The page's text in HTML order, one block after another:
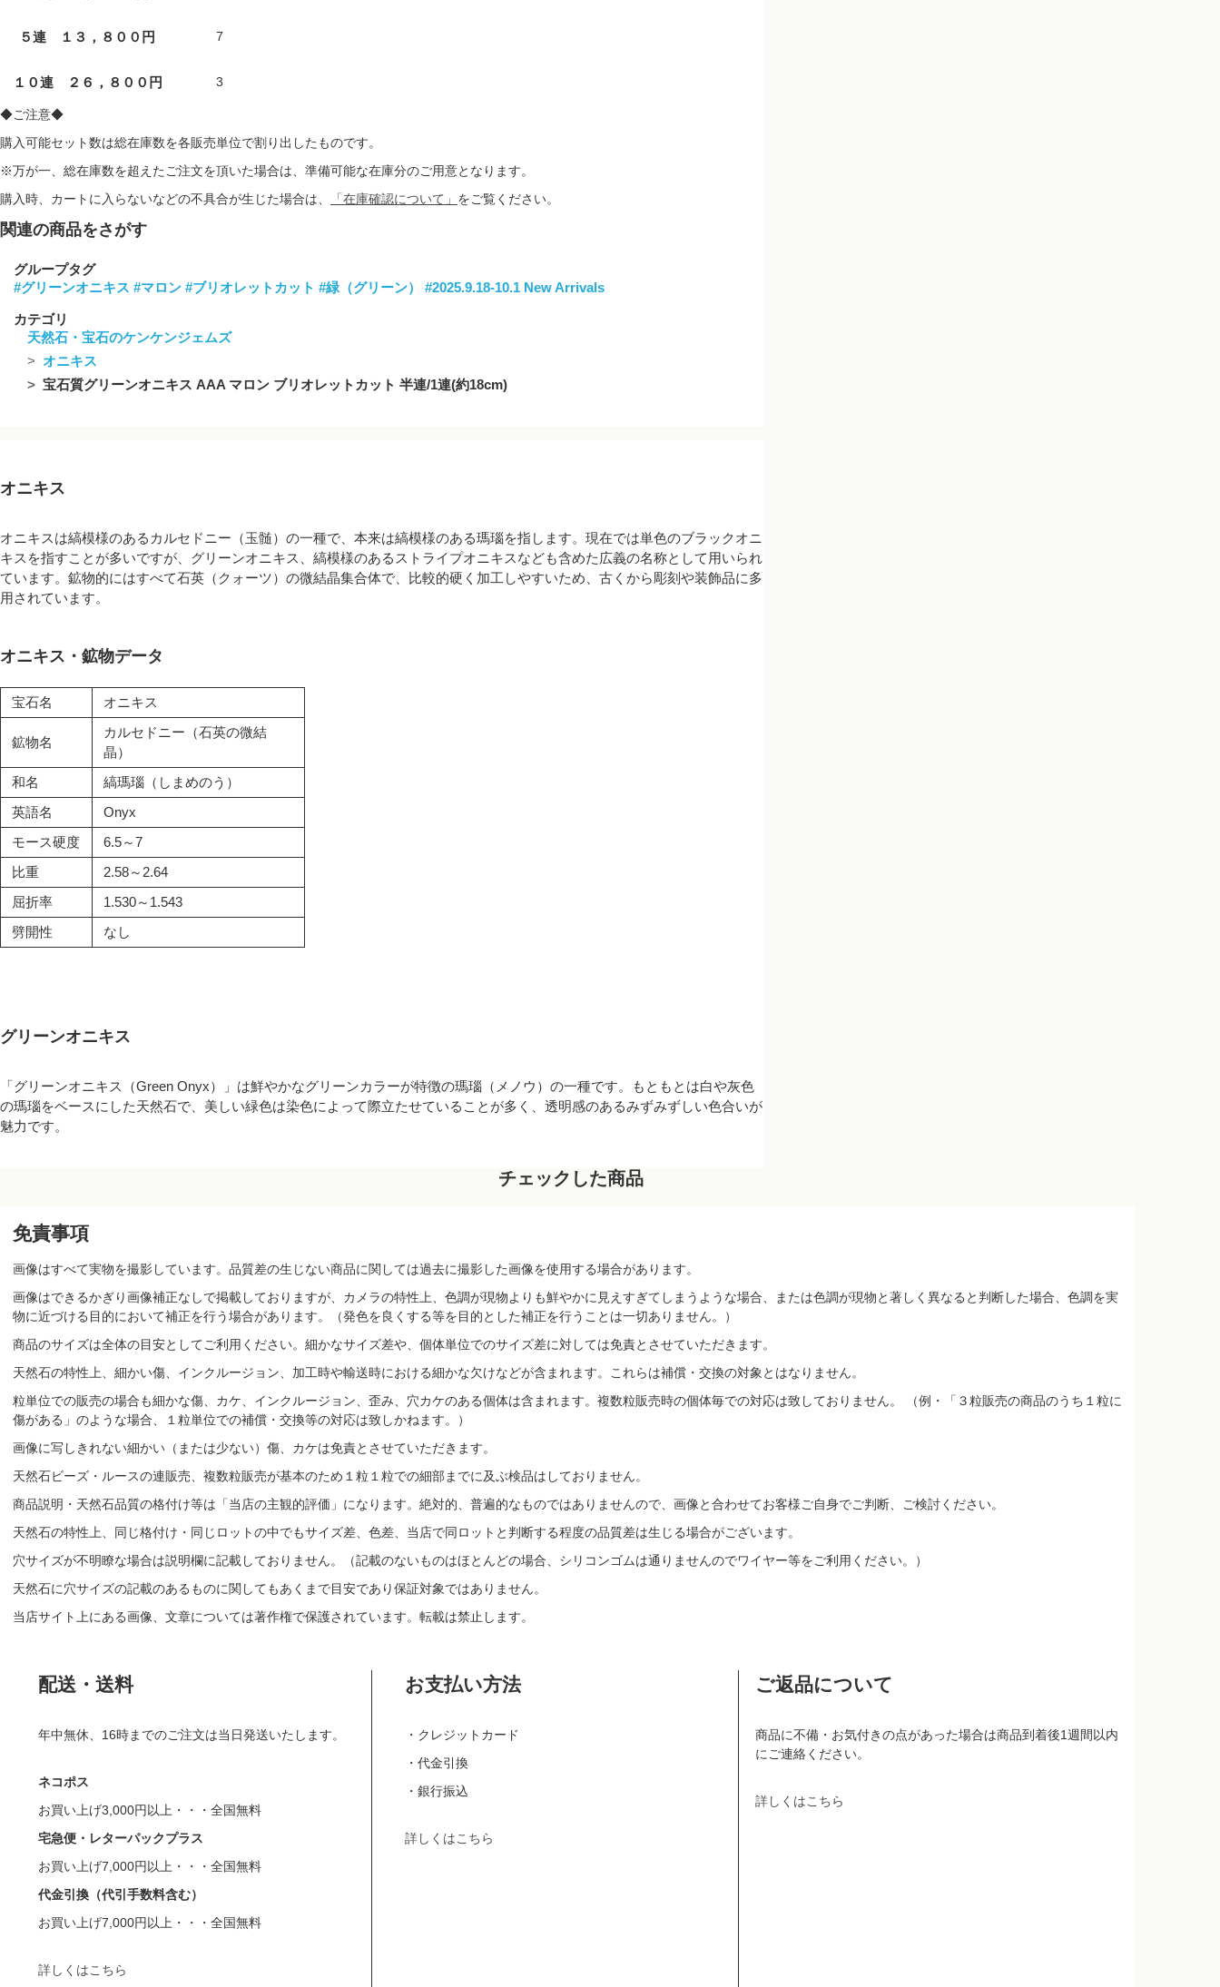
５連 １３，８００円 7
１０連 ２６，８００円 3
◆ご注意◆
購入可能セット数は総在庫数を各販売単位で割り出したものです。
※万が一、総在庫数を超えたご注文を頂いた場合は、準備可能な在庫分のご用意となります。
購入時、カートに入らないなどの不具合が生じた場合は、
「在庫確認について」 をご覧ください。
関連の商品をさがす
グループタグ
#グリーンオニキス #マロン #ブリオレットカット #緑（グリーン） #2025.9.18-10.1 New Arrivals
カテゴリ
天然石・宝石のケンケンジェムズ
オニキス
宝石質グリーンオニキス AAA マロン ブリオレットカット 半連/1連(約18cm)
オニキス
オニキスは縞模様のあるカルセドニー（玉髄）の一種で、本来は縞模様のある瑪瑙を指します。現在では単色のブラックオニ
キスを指すことが多いですが、グリーンオニキス、縞模様のあるストライプオニキスなども含めた広義の名称として用いられ
ています。鉱物的にはすべて石英（クォーツ）の微結晶集合体で、比較的硬く加工しやすいため、古くから彫刻や装飾品に多
用されています。
オニキス・鉱物データ
宝石名 オニキス
鉱物名
カルセドニー（石英の微結
晶）
和名
縞瑪瑙（しまめのう）
英語名
Onyx
モース硬度
6.5～7
比重
2.58～2.64
屈折率
1.530～1.543
劈開性
なし
グリーンオニキス
「グリーンオニキス（Green Onyx）」は鮮やかなグリーンカラーが特徴の瑪瑙（メノウ）の一種です。もともとは白や灰色
の瑪瑙をベースにした天然石で、美しい緑色は染色によって際立たせていることが多く、透明感のあるみずみずしい色合いが
魅力です。
チェックした商品
免責事項
画像はすべて実物を撮影しています。品質差の生じない商品に関しては過去に撮影した画像を使用する場合があります。
画像はできるかぎり画像補正なしで掲載しておりますが、カメラの特性上、色調が現物よりも鮮やかに見えすぎてしまうような場合、または色調が現物と著しく異なると判断した場合、色調を実
物に近づける目的において補正を行う場合があります。（発色を良くする等を目的とした補正を行うことは一切ありません。）
商品のサイズは全体の目安としてご利用ください。細かなサイズ差や、個体単位でのサイズ差に対しては免責とさせていただきます。
天然石の特性上、細かい傷、インクルージョン、加工時や輸送時における細かな欠けなどが含まれます。これらは補償・交換の対象とはなりません。
粒単位での販売の場合も細かな傷、カケ、インクルージョン、歪み、穴カケのある個体は含まれます。複数粒販売時の個体毎での対応は致しておりません。 （例・「３粒販売の商品のうち１粒に
傷がある」のような場合、１粒単位での補償・交換等の対応は致しかねます。）
画像に写しきれない細かい（または少ない）傷、カケは免責とさせていただきます。
天然石ビーズ・ルースの連販売、複数粒販売が基本のため１粒１粒での細部までに及ぶ検品はしておりません。
商品説明・天然石品質の格付け等は「当店の主観的評価」になります。絶対的、普遍的なものではありませんので、画像と合わせてお客様ご自身でご判断、ご検討ください。
天然石の特性上、同じ格付け・同じロットの中でもサイズ差、色差、当店で同ロットと判断する程度の品質差は生じる場合がございます。
穴サイズが不明瞭な場合は説明欄に記載しておりません。（記載のないものはほとんどの場合、シリコンゴムは通りませんのでワイヤー等をご利用ください。）
天然石に穴サイズの記載のあるものに関してもあくまで目安であり保証対象ではありません。
当店サイト上にある画像、文章については著作権で保護されています。転載は禁止します。
配送・送料
年中無休、16時までのご注文は当日発送いたします。
ネコポス
お買い上げ3,000円以上・・・全国無料
宅急便・レターパックプラス
お買い上げ7,000円以上・・・全国無料
代金引換（代引手数料含む）
お買い上げ7,000円以上・・・全国無料
詳しくはこちら
お支払い方法
・クレジットカード
・代金引換
・銀行振込
詳しくはこちら
ご返品について
商品に不備・お気付きの点があった場合は商品到着後1週間以内
にご連絡ください。
詳しくはこちら